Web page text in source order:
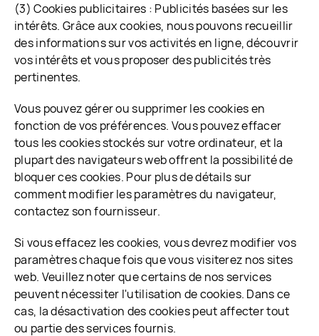
(3) Cookies publicitaires : Publicités basées sur les
intérêts. Grâce aux cookies, nous pouvons recueillir
des informations sur vos activités en ligne, découvrir
vos intérêts et vous proposer des publicités très
pertinentes.
Vous pouvez gérer ou supprimer les cookies en
fonction de vos préférences. Vous pouvez effacer
tous les cookies stockés sur votre ordinateur, et la
plupart des navigateurs web offrent la possibilité de
bloquer ces cookies. Pour plus de détails sur
comment modifier les paramètres du navigateur,
contactez son fournisseur.
Si vous effacez les cookies, vous devrez modifier vos
paramètres chaque fois que vous visiterez nos sites
web. Veuillez noter que certains de nos services
peuvent nécessiter l'utilisation de cookies. Dans ce
cas, la désactivation des cookies peut affecter tout
ou partie des services fournis.